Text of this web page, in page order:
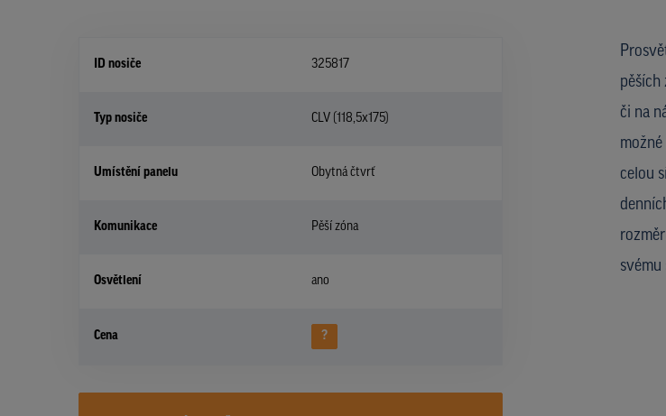
ID nosiče 325817
Typ nosiče CLV (118,5x175)
Umístění panelu Obytná čtvrť
Komunikace Pěší zóna
Osvětlení ano
Cena ?
pěších
či na
celou